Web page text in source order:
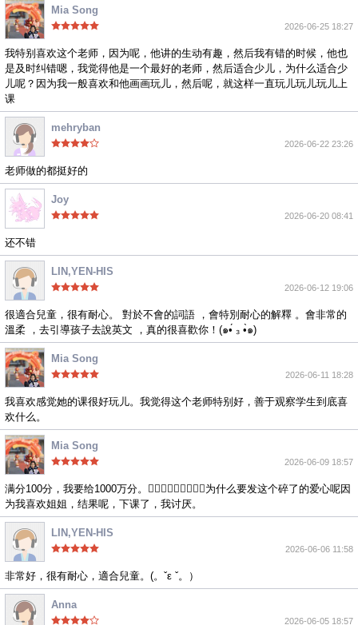
Mia Song
2026-06-25 18:27
我特别喜欢这个老师，因为呢，他讲的生动有趣，然后我有错的时候，他也
是及时纠错嗯，我觉得他是一个最好的老师，然后适合少儿，为什么适合少
儿呢？因为我一般喜欢和他画画玩儿，然后呢，就这样一直玩儿玩儿玩儿上
课
mehryban
2026-06-22 23:26
老师做的都挺好的
Joy
2026-06-20 08:41
还不错
LIN,YEN-HIS
2026-06-12 19:06
很適合兒童，很有耐心。 對於不會的詞語 ，會特別耐心的解釋 。會非常的
溫柔 ，去引導孩子去說英文 ，真的很喜歡你！(๑•́ ₃ •̀๑)
Mia Song
2026-06-11 18:28
我喜欢感觉她的课很好玩儿。我觉得这个老师特别好，善于观察学生到底喜
欢什么。
Mia Song
2026-06-09 18:57
满分100分，我要给1000万分。❤️‍🔥❤️‍🔥❤️‍🔥❤️‍🔥💔为什么要发这个碎了的爱心呢因
为我喜欢姐姐，结果呢，下课了，我讨厌。
LIN,YEN-HIS
2026-06-06 11:58
非常好，很有耐心，適合兒童。(。ˇε ˇ。）
Anna
2026-06-05 18:57